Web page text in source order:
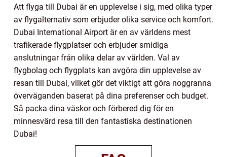
Att flyga till Dubai är en upplevelse i sig, med olika typer
av flygalternativ som erbjuder olika service och komfort.
Dubai International Airport är en av världens mest
trafikerade flygplatser och erbjuder smidiga
anslutningar från olika delar av världen. Val av
flygbolag och flygplats kan avgöra din upplevelse av
resan till Dubai, vilket gör det viktigt att göra noggranna
överväganden baserat på dina preferenser och budget.
Så packa dina väskor och förbered dig för en
minnesvärd resa till den fantastiska destinationen
Dubai!